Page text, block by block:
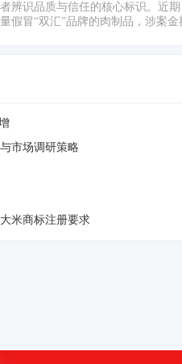
辨识品质与信任的核心标识。近
假冒“双汇”品牌的肉制品，涉案金
市场调研策略
米商标注册要求